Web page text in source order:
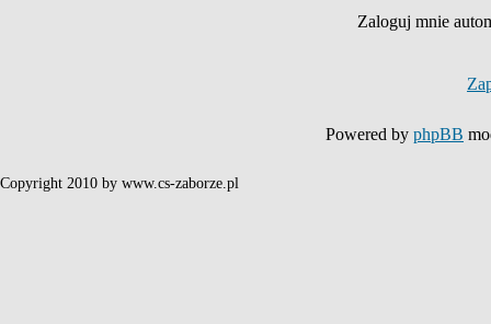
Zaloguj mnie
Powered by phpBB
Copyright 2010 by www.cs-zaborze.pl